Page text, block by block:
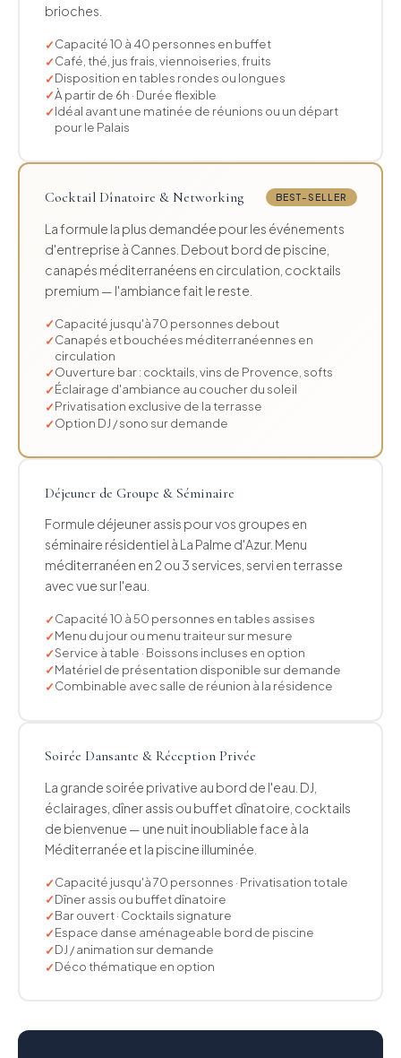
brioches.
Capacité 10 à 40 personnes en buffet
Café, thé, jus frais, viennoiseries, fruits
Disposition en tables rondes ou longues
À partir de 6h · Durée flexible
Idéal avant une matinée de réunions ou un départ
pour le Palais
Cocktail Dînatoire & Networking BEST-SELLER
La formule la plus demandée pour les événements
d'entreprise à Cannes. Debout bord de piscine,
canapés méditerranéens en circulation, cocktails
premium — l'ambiance fait le reste.
Capacité jusqu'à 70 personnes debout
Canapés et bouchées méditerranéennes en
circulation
Ouverture bar : cocktails, vins de Provence, softs
Éclairage d'ambiance au coucher du soleil
Privatisation exclusive de la terrasse
Option DJ / sono sur demande
Déjeuner de Groupe & Séminaire
Formule déjeuner assis pour vos groupes en
séminaire résidentiel à La Palme d'Azur. Menu
méditerranéen en 2 ou 3 services, servi en terrasse
avec vue sur l'eau.
Capacité 10 à 50 personnes en tables assises
Menu du jour ou menu traiteur sur mesure
Service à table · Boissons incluses en option
Matériel de présentation disponible sur demande
Combinable avec salle de réunion à la résidence
Soirée Dansante & Réception Privée
La grande soirée privative au bord de l'eau. DJ,
éclairages, dîner assis ou buffet dînatoire, cocktails
de bienvenue — une nuit inoubliable face à la
Méditerranée et la piscine illuminée.
Capacité jusqu'à 70 personnes · Privatisation totale
Dîner assis ou buffet dînatoire
Bar ouvert · Cocktails signature
Espace danse aménageable bord de piscine
DJ / animation sur demande
Déco thématique en option